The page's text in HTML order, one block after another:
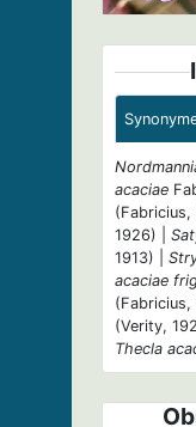
acaciae
(Fabricius,
1926) |
1913) |
acaciae
(Fabricius,
(Verity,
Thecla